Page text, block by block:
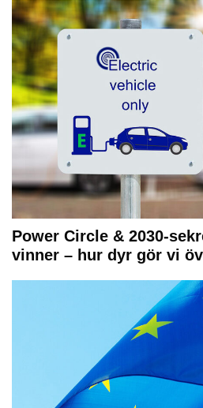
Power Circle & 2030-
vinner – hur dyr gör vi